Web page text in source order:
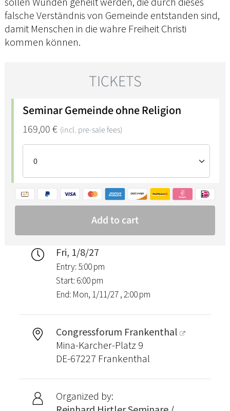
falsche Verständnis von Gemeinde entstanden sind,
damit Menschen in die wahre Freiheit Christi
kommen können.
Fri, 1/8/27
Entry: 5:00 pm
Start: 6:00 pm
End: Mon, 1/11/27 , 2:00 pm
Congressforum Frankenthal
Mina-Karcher-Platz 9
DE-67227 Frankenthal
Organized by: